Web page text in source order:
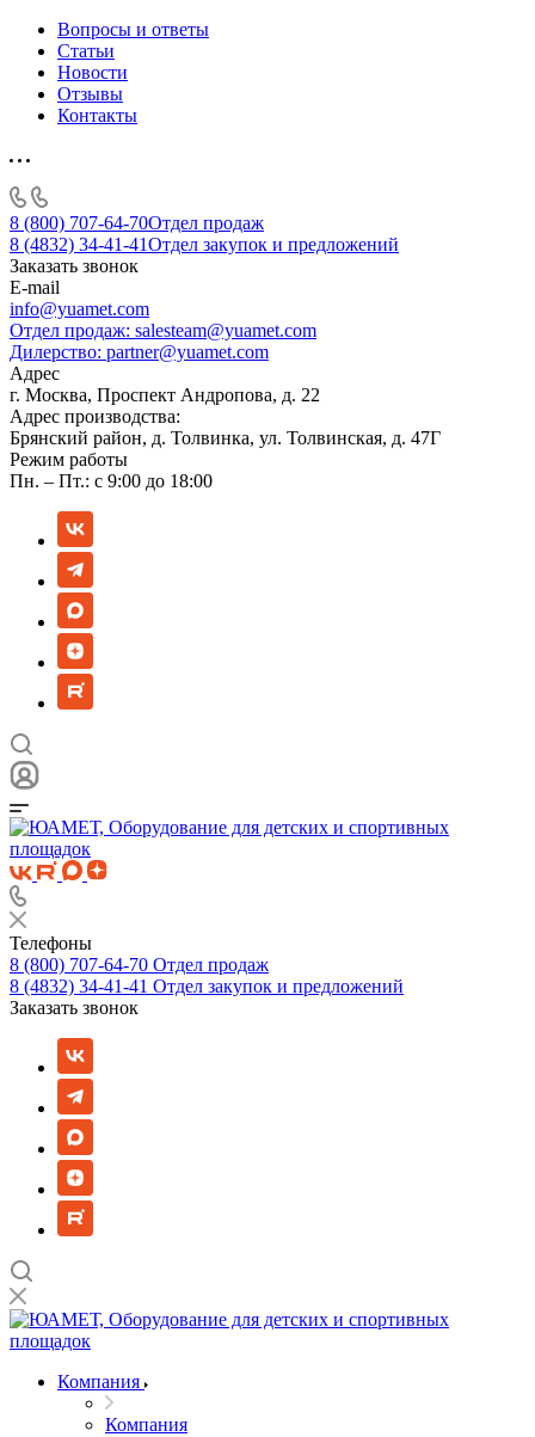
Вопросы и ответы
Статьи
Новости
Отзывы
Контакты
8 (800) 707-64-70Отдел продаж
8 (4832) 34-41-41Отдел закупок и предложений
Заказать звонок
E-mail
info@yuamet.com
Отдел продаж: salesteam@yuamet.com
Дилерство: partner@yuamet.com
Адрес
г. Москва, Проспект Андропова, д. 22
Адрес производства:
Брянский район, д. Толвинка, ул. Толвинская, д. 47Г
Режим работы
Пн. – Пт.: с 9:00 до 18:00
Телефоны
8 (800) 707-64-70 Отдел продаж
8 (4832) 34-41-41 Отдел закупок и предложений
Заказать звонок
Компания
Компания